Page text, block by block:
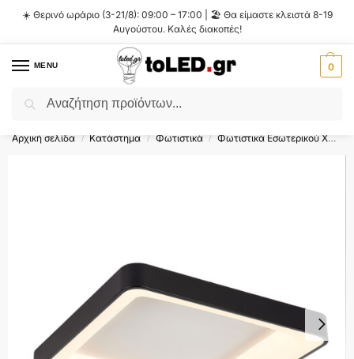
☀️ Θερινό ωράριο (3-21/8): 09:00 – 17:00 | 🏖️ Θα είμαστε κλειστά 8-19
Αυγούστου. Καλές διακοπές!
MENU 0
Flash Sale ⚡ 10% Έκπτωση με τον κωδικό
Αρχική σελίδα / Κατάστημα / Φωτιστικά / Φωτιστικά Εσωτερικού Χώρου